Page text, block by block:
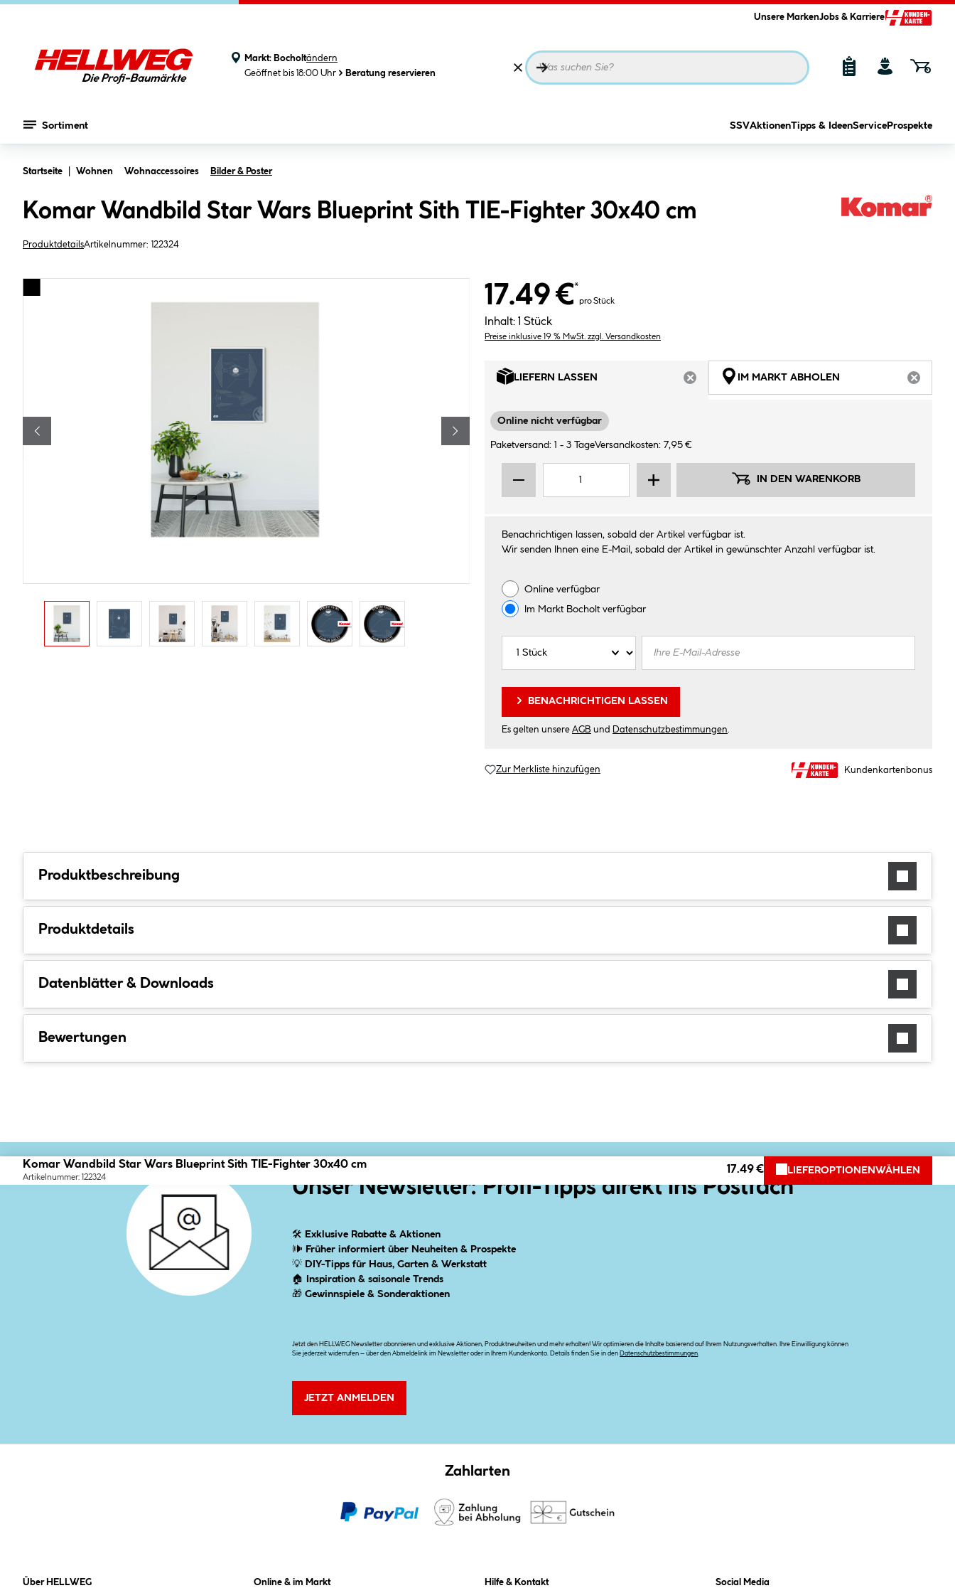
Unsere MarkenJobs & Karriere
Markt: Bocholtändern
Geöffnet bis 18:00 Uhr
Beratung reservieren
Sortiment SSVAktionenTipps & IdeenService Prospekte
Startseite Wohnen Wohnaccessoires Bilder & Poster
Komar Wandbild Star Wars Blueprint Sith TIE-Fighter 30x40 cm
ProduktdetailsArtikelnummer: 122324
17.49 €*
pro Stück
Inhalt: 1 Stück
Preise inklusive 19 % MwSt. zzgl. Versandkosten
LIEFERN LASSEN
ARTIKEL NICHT VERFÜGBAR
IM MARKT ABHOLEN
Online nicht verfügbar
Paketversand: 1 - 3 TageVersandkosten: 7,95 €
IN DEN WARENKORB
Benachrichtigen lassen, sobald der Artikel verfügbar ist.
Wir senden Ihnen eine E-Mail, sobald der Artikel in gewünschter Anzahl verfügbar ist.
Online verfügbar
Im Markt Bocholtverfügbar
BENACHRICHTIGEN LASSEN
Es gelten unsere AGB und Datenschutzbestimmungen
Zur Merkliste hinzufügen Kundenkartenbonus
Produktbeschreibung
Produktdetails
Datenblätter & Downloads
Bewertungen
Komar Wandbild Star Wars Blueprint Sith TIE-Fighter 30x40 cm
Artikelnummer: 122324
17.49 € LIEFEROPTIONEN WÄHLEN
Unser Newsletter: Profi-Tipps direkt ins Postfach
🛠 Exklusive Rabatte & Aktionen
🕪 Früher informiert über Neuheiten & Prospekte
💡 DIY-Tipps für Haus, Garten & Werkstatt
🏠
Inspiration & saisonale Trends
🎁Gewinnspiele & Sonderaktionen
Jetzt den HELLWEG Newsletter abonnieren und exklusive Aktionen, Produktneuheiten und mehr erhalten! Wir optimieren die Inhalte basierend auf Ihrem Nutzungsverhalten. Ihre Einwilligung können
Sie jederzeit widerrufen – über den Abmeldelink im Newsletter oder in Ihrem Kundenkonto. Details finden Sie in den Datenschutzbestimmungen
JETZT ANMELDEN
Zahlarten
Über HELLWEG Online & im Markt Hilfe & Kontakt Social Media